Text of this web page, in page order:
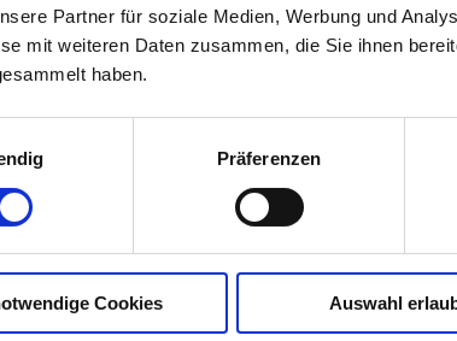
Partner für soziale Medien, Werbung und
mit weiteren Daten zusammen, die Sie ihnen
haben.
Präferenzen
Cookies Auswahl
eines Fußgängertunnels.